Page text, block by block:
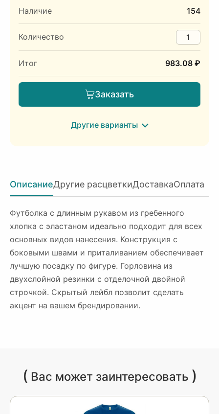
Наличие 154
Количество
Итог 983.08 ₽
Заказать
Другие варианты
ОписаниеДругие расцветкиДоставкаОплата
Футболка с длинным рукавом из гребенного
хлопка с эластаном идеально подходит для всех
основных видов нанесения. Конструкция с
боковыми швами и приталиванием обеспечивает
лучшую посадку по фигуре. Горловина из
двухслойной резинки с отделочной двойной
строчкой. Скрытый лейбл позволит сделать
акцент на вашем брендировании.
( Вас может заинтересовать )